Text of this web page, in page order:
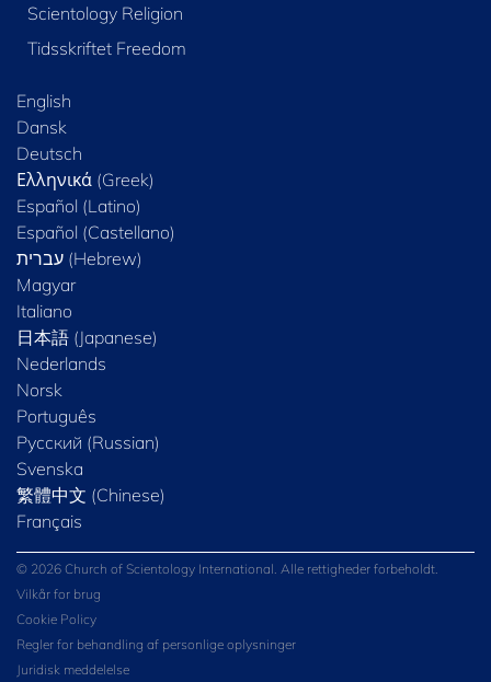
Scientology Religion
Tidsskriftet Freedom
English
Dansk
Deutsch
Ελληνικά (Greek)
Español (Latino)
Español (Castellano)
Magyar
Italiano
日本語 (Japanese)
Nederlands
Norsk
Português
Русский (Russian)
Svenska
繁體中文 (Chinese)
Français
© 2026 Church of Scientology International. Alle rettigheder forbeholdt.
Vilkår for brug
Cookie Policy
Regler for behandling af personlige oplysninger
Juridisk meddelelse